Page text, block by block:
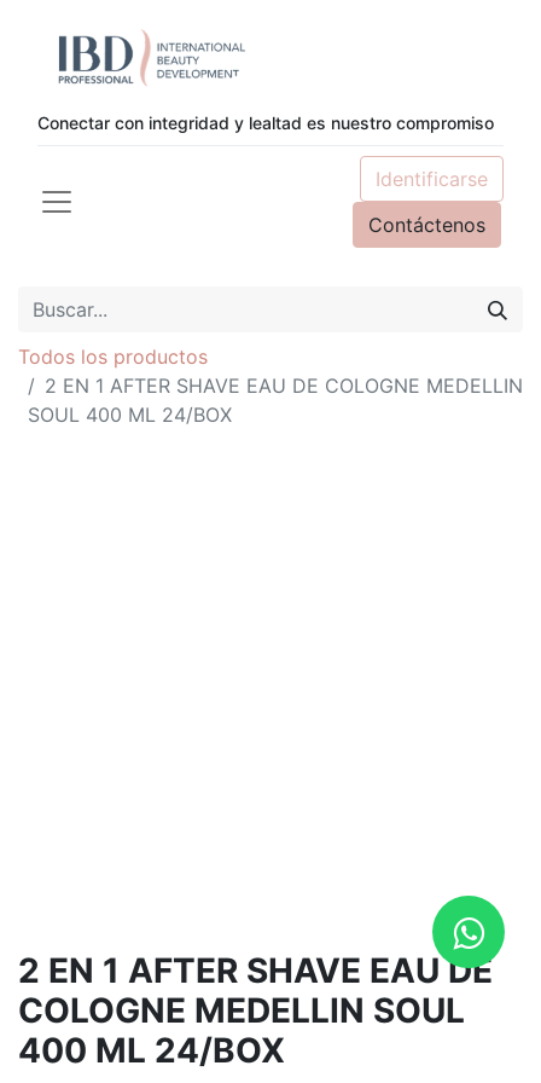
Conectar con integridad y lealtad es nuestro compromiso
Identificarse
Contáctenos
Todos los productos
2 EN 1 AFTER SHAVE EAU DE COLOGNE MEDELLIN
SOUL 400 ML 24/BOX
2 EN 1 AFTER SHAVE EAU DE
COLOGNE MEDELLIN SOUL
400 ML 24/BOX